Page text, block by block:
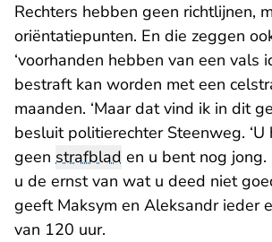
Rechters hebben geen richtlijnen,
oriëntatiepunten. En die zeggen
‘voorhanden hebben van een vals
bestraft kan worden met een
maanden. ‘Maar dat vind ik in dit
besluit politierechter Steenweg.
geen strafblad en u bent nog
u de ernst van wat u deed niet
geeft Maksym en Aleksandr ieder
van 120 uur.